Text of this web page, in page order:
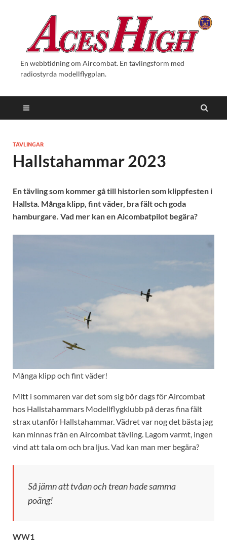
En webbtidning om Aircombat. En tävlingsform med
radiostyrda modellflygplan.
TÄVLINGAR
Hallstahammar 2023
En tävling som kommer gå till historien som klippfesten i
Hallsta. Många klipp, fint väder, bra fält och goda
hamburgare. Vad mer kan en Aicombatpilot begära?
Många klipp och fint väder!
Mitt i sommaren var det som sig bör dags för Aircombat
hos Hallstahammars Modellflygklubb på deras fina fält
strax utanför Hallstahammar. Vädret var nog det bästa jag
kan minnas från en Aircombat tävling. Lagom varmt, ingen
vind att tala om och bra ljus. Vad kan man mer begära?
Så jämn att tvåan och trean hade samma
poäng!
WW1